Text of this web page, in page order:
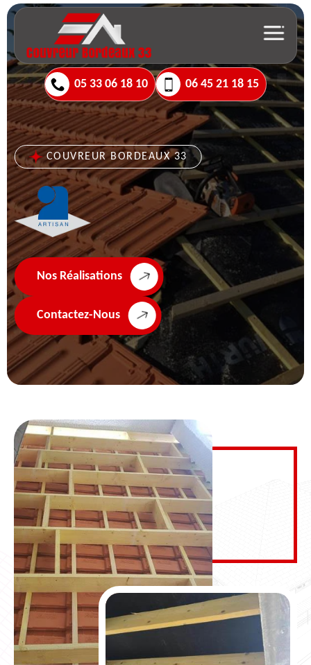
05 33 06 18 10 06 45 21 18 15
COUVREUR BORDEAUX 33
Nos Réalisations
Contactez-Nous